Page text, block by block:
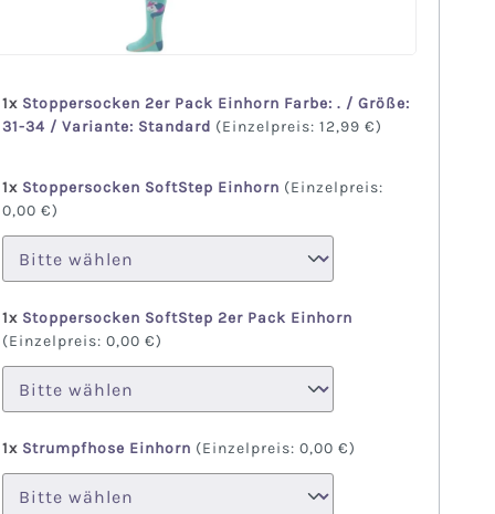
1x Stoppersocken 2er Pack Einhorn Farbe: . / Größe:
31-34 / Variante: Standard (Einzelpreis: 12,99 €)
1x Stoppersocken SoftStep Einhorn (Einzelpreis:
0,00 €)
1x Stoppersocken SoftStep 2er Pack Einhorn
(Einzelpreis: 0,00 €)
1x Strumpfhose Einhorn (Einzelpreis: 0,00 €)